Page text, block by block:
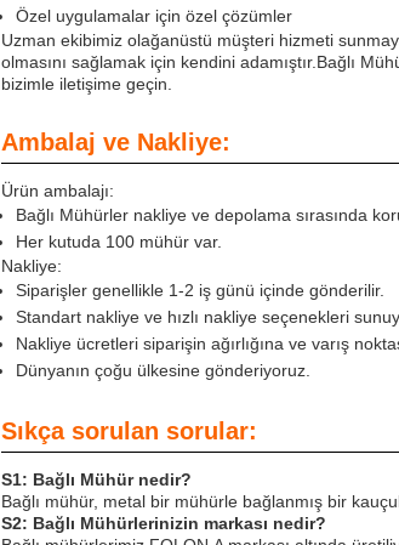
Özel uygulamalar için özel çözümler
Uzman ekibimiz olağanüstü müşteri hizmeti
olmasını sağlamak için kendini adamıştır.Bağlı
bizimle iletişime geçin.
Ambalaj ve Nakliye:
Ürün ambalajı:
Bağlı Mühürler nakliye ve depolama sırasında
Her kutuda 100 mühür var.
Nakliye:
Siparişler genellikle 1-2 iş günü içinde gönderilir.
Standart nakliye ve hızlı nakliye seçenekleri
Nakliye ücretleri siparişin ağırlığına ve varış
Dünyanın çoğu ülkesine gönderiyoruz.
Sıkça sorulan sorular:
S1: Bağlı Mühür nedir?
Bağlı mühür, metal bir mühürle bağlanmış bir
S2: Bağlı Mühürlerinizin markası nedir?